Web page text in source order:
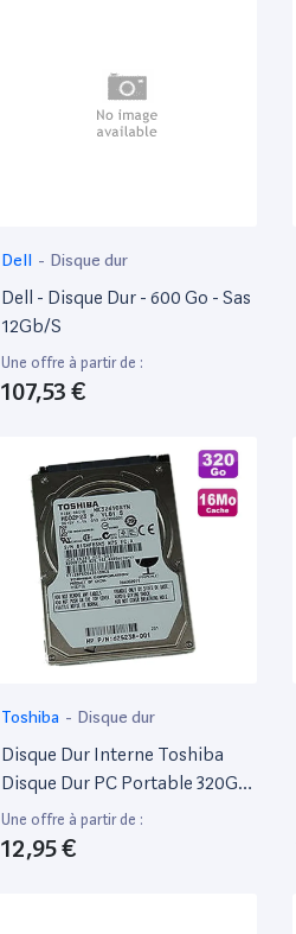
Dell - Disque dur
Dell - Disque Dur - 600 Go - Sas
12Gb/S
Une offre à partir de :
107,53 €
Toshiba - Disque dur
Disque Dur Interne Toshiba
Disque Dur PC Portable 320Go
Sata 2.5" Toshiba Mk3261Gsyn
7200Rpm 16Mo
Une offre à partir de :
12,95 €